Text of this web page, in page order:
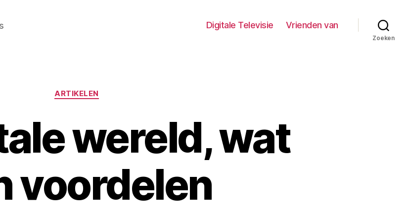
Digitale Televisie Vrienden van
Zoeken
Categorieën
ARTIKELEN
wereld, wat
voordelen